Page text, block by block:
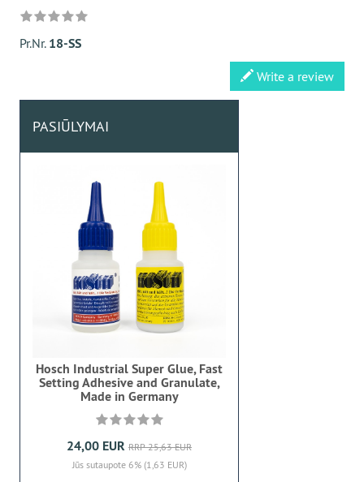
Pr.Nr. 18-SS
Write a review
PASIŪLYMAI
Hosch Industrial Super Glue, Fast
Setting Adhesive and Granulate,
Made in Germany
24,00 EUR RRP 25,63 EUR
Jūs sutaupote 6% (1,63 EUR)